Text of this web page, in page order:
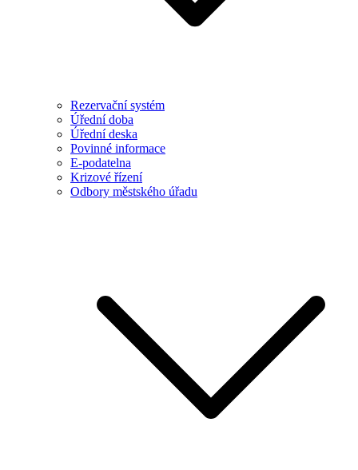
Rezervační systém
Úřední doba
Úřední deska
Povinné informace
E-podatelna
Krizové řízení
Odbory městského úřadu